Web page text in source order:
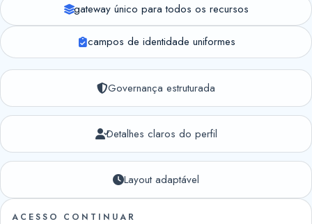
gateway único para todos os recursos
campos de identidade uniformes
Governança estruturada
Detalhes claros do perfil
Layout adaptável
ACESSO CONTINUAR